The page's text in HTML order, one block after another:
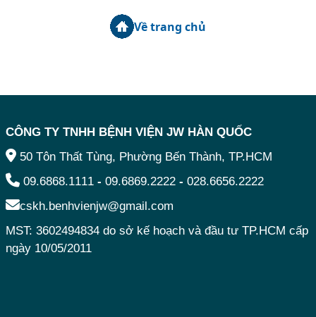
Về trang chủ
CÔNG TY TNHH BỆNH VIỆN JW HÀN QUỐC
50 Tôn Thất Tùng, Phường Bến Thành, TP.HCM
09.6868.1111 - 09.6869.2222 - 028.6656.2222
cskh.benhvienjw@gmail.com
MST: 3602494834 do sở kế hoạch và đầu tư TP.HCM cấp
ngày 10/05/2011